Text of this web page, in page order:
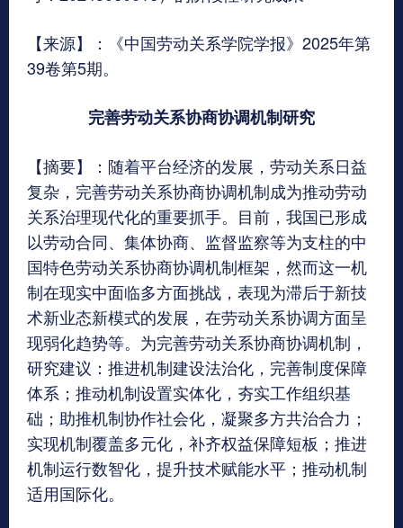
【来源】：《中国劳动关系学院学报》2025年第
39卷第5期。
完善劳动关系协商协调机制研究
【摘要】：随着平台经济的发展，劳动关系日益
复杂，完善劳动关系协商协调机制成为推动劳动
关系治理现代化的重要抓手。目前，我国已形成
以劳动合同、集体协商、监督监察等为支柱的中
国特色劳动关系协商协调机制框架，然而这一机
制在现实中面临多方面挑战，表现为滞后于新技
术新业态新模式的发展，在劳动关系协调方面呈
现弱化趋势等。为完善劳动关系协商协调机制，
研究建议：推进机制建设法治化，完善制度保障
体系；推动机制设置实体化，夯实工作组织基
础；助推机制协作社会化，凝聚多方共治合力；
实现机制覆盖多元化，补齐权益保障短板；推进
机制运行数智化，提升技术赋能水平；推动机制
适用国际化。